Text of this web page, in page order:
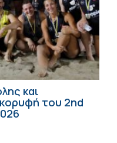
και
του 2nd